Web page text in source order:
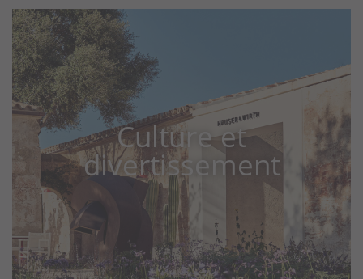
Culture et
divertissement